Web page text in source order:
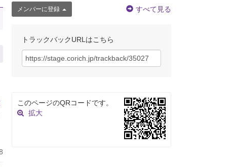
メンバーに登録 すべて見る
トラックバックURLはこちら
このページのQRコードです。
拡大